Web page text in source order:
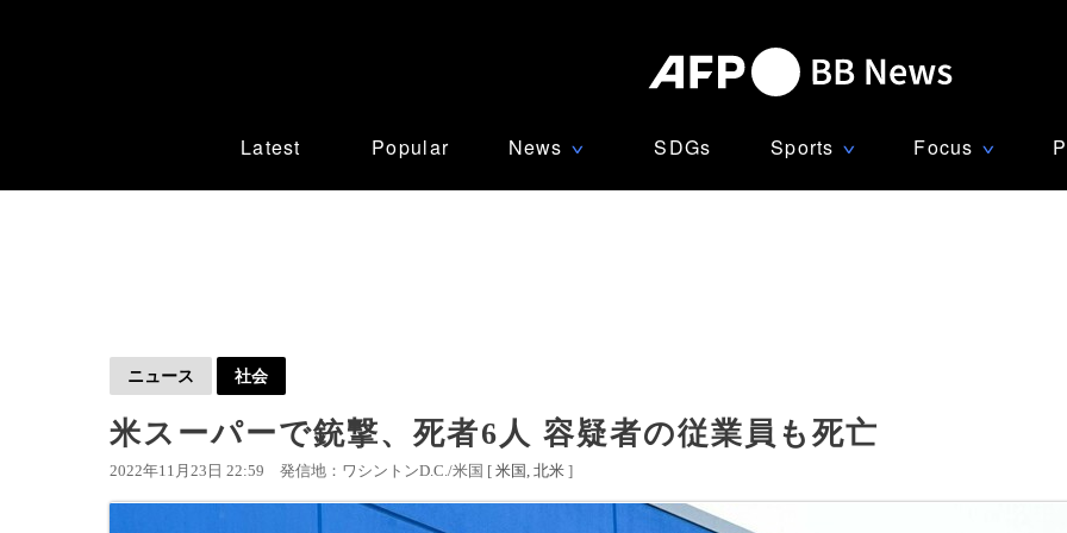
Latest Popular News ∨ SDGs Sports ∨ Focus ∨
ニュース 社会
米スーパーで銃撃、死者6人 容疑者の従業員も死亡
2022年11月23日 22:59 発信地：ワシントンD.C./米国 [ 米国 北米 ]